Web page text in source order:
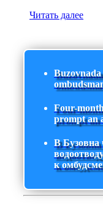
Читать далее
Four-
prompt an
В Бузовна
к